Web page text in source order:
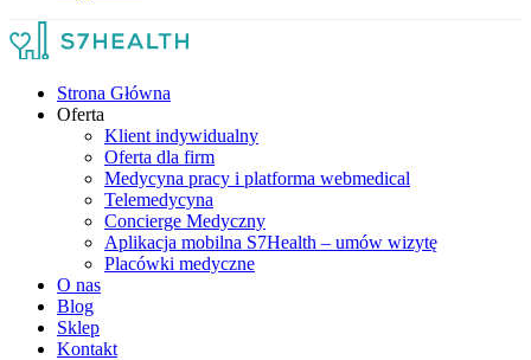
Strona Główna
Oferta
Klient indywidualny
Oferta dla firm
Medycyna pracy i platforma webmedical
Telemedycyna
Concierge Medyczny
Aplikacja mobilna S7Health – umów wizytę
Placówki medyczne
O nas
Blog
Sklep
Kontakt